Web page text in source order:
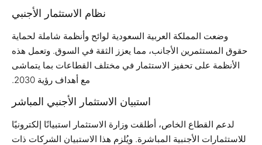
نظام الاستثمار الأجنبي
وضعت المملكة العربية السعودية لوائح وأنظمة شاملة لحماية
حقوق المستثمرين الأجانب، مما يعزز الثقة في السوق. وتعمل هذه
الأنظمة على تحفيز الاستثمار في مختلف القطاعات بما يتماشى
مع أهداف رؤية 2030.
استبيان الاستثمار الأجنبي المباشر
لدعم القطاع الخاص، أطلقت وزارة الاستثمار استبيانًا إلكترونيًا
للاستثمارات الأجنبية المباشرة. ويُلزم هذا الاستبيان الشركات ذات